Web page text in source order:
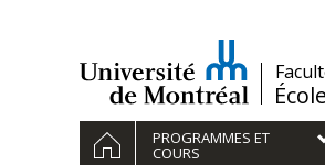
/
Navigation
principale
ACCUEILPROGRAMMES ET
COURS